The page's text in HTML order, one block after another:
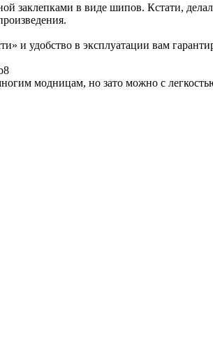
в виде шипов. Кстати,
и удобство в эксплуатации вам
модницам, но зато можно с